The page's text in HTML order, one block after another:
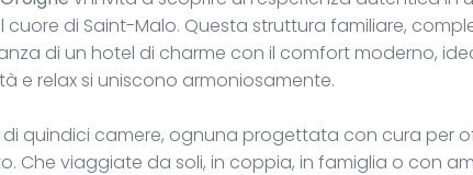
cuore di Saint-Malo. Questa struttura familiare,
di un hotel di charme con il comfort moderno,
e relax si uniscono armoniosamente.
di quindici camere, ognuna progettata con cura per
Che viaggiate da soli, in coppia, in famiglia o con